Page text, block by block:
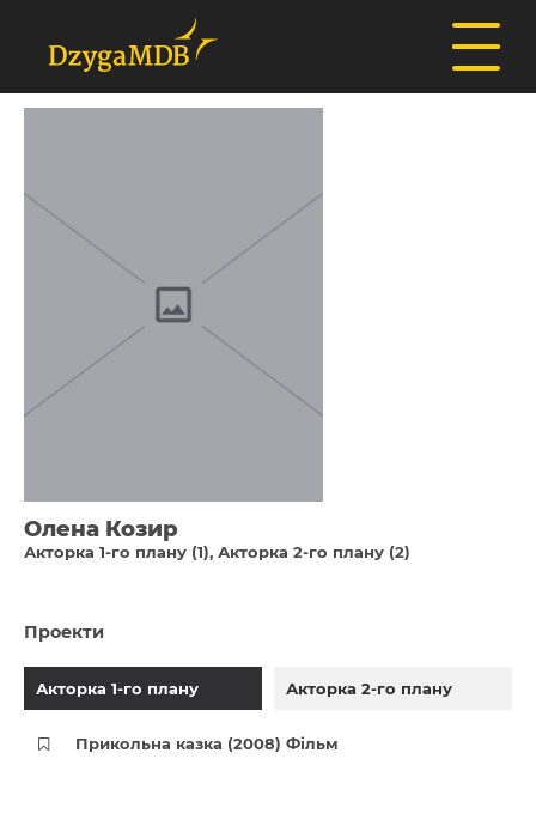
Олена Козир
Акторка 1-го плану (1) Акторка 2-го плану (2)
Проекти
Акторка 1-го плану Акторка 2-го плану
Прикольна казка (2008) Фільм